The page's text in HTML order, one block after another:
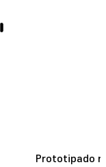
Prototipado